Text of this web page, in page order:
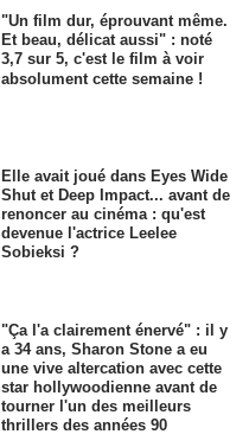
"Un film dur, éprouvant même.
Et beau, délicat aussi" : noté
3,7 sur 5, c'est le film à voir
absolument cette semaine !
Elle avait joué dans Eyes Wide
Shut et Deep Impact... avant de
renoncer au cinéma : qu'est
devenue l'actrice Leelee
Sobieksi ?
"Ça l'a clairement énervé" : il y
a 34 ans, Sharon Stone a eu
une vive altercation avec cette
star hollywoodienne avant de
tourner l'un des meilleurs
thrillers des années 90